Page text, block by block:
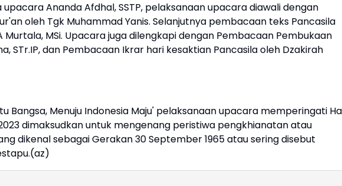
Ananda Afdhal, SSTP, pelaksanaan upacara diawali dengan
oleh Tgk Muhammad Yanis. Selanjutnya pembacaan teks Pancasila
MSi. Upacara juga dilengkapi dengan Pembacaan Pembukaan
STr.IP, dan Pembacaan Ikrar hari kesaktian Pancasila oleh Dzakirah
Bangsa, Menuju Indonesia Maju' pelaksanaan upacara memperingati
dimaksudkan untuk mengenang peristiwa pengkhianatan atau
dikenal sebagai Gerakan 30 September 1965 atau sering disebut